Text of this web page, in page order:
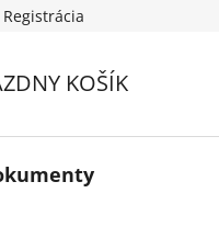
Registrácia
KOŠÍK